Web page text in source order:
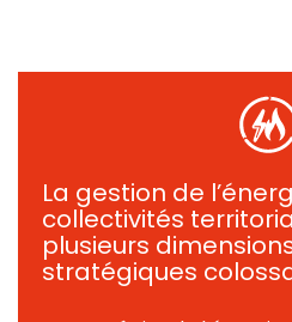
La gestion de
collectivités
plusieurs
stratégiques